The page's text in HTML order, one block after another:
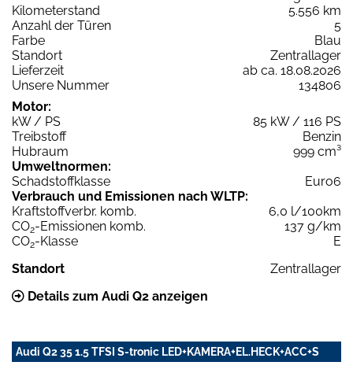
Kilometerstand
5.556 km
Anzahl der Türen
5
Farbe
Blau
Standort
Zentrallager
Lieferzeit
ab ca. 18.08.2026
Unsere Nummer
134806
Motor:
kW / PS
85 kW / 116 PS
Treibstoff
Benzin
Hubraum
999 cm³
Umweltnormen:
Schadstoffklasse
Euro6
Verbrauch und Emissionen nach WLTP:
Kraftstoffverbr. komb.
6,0 l/100km
CO2-Emissionen komb.
137 g/km
CO2-Klasse
E
Standort
Zentrallager
Details zum Audi Q2 anzeigen
Audi Q2 35 1.5 TFSI S-tronic LED+KAMERA+EL.HECK+ACC+S